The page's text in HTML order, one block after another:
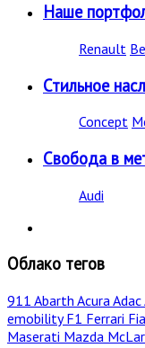
Наше
Renault
Стильное
Concept
Свобода в
Audi
Облако тегов
911 Abarth AcuraAdac
emobilityF1 Ferrari
Maserati Mazda